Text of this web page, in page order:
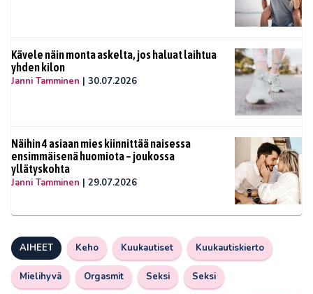
Kävele näin monta askelta, jos haluat laihtua
yhden kilon
Janni Tamminen | 30.07.2026
Näihin 4 asiaan mies kiinnittää naisessa
ensimmäisenä huomiota – joukossa
yllätyskohta
Janni Tamminen | 29.07.2026
AIHEET Keho Kuukautiset Kuukautiskierto
Mielihyvä Orgasmit Seksi Seksi